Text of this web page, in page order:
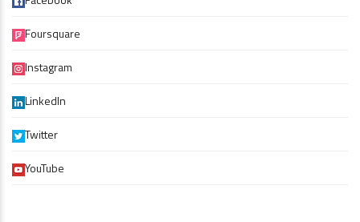
Foursquare
Instagram
LinkedIn
Twitter
YouTube